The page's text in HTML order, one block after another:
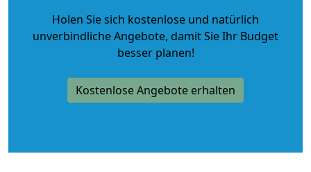
Holen Sie sich kostenlose und natürlich
unverbindliche Angebote, damit Sie Ihr Budget
besser planen!
Kostenlose Angebote erhalten